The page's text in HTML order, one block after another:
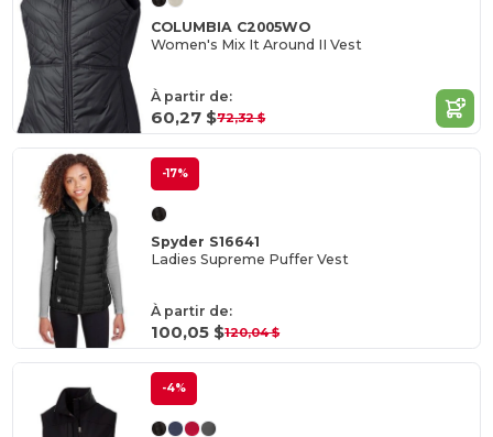
COLUMBIA C2005WO
Women's Mix It Around II Vest
À partir de:
60,27 $72,32 $
-17%
Spyder S16641
Ladies Supreme Puffer Vest
À partir de:
100,05 $120,04 $
-4%